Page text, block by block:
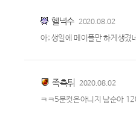
헬넉수 2020.08.02
아; 생일에 메이플만 하게생겼네
족측튀 2020.08.02
ㅋㅋ5분컷은아니지 남순아